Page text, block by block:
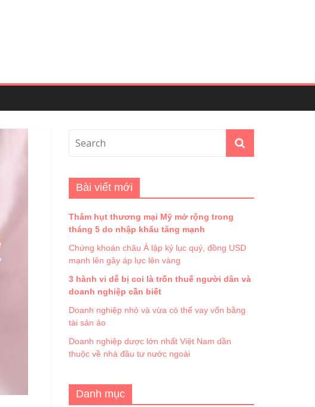
Bài viết mới
Thâm hụt thương mại Mỹ mở rộng trong
tháng 5 do nhập khẩu tăng mạnh
Chứng khoán châu Á lập kỷ lục quý, đồng USD
mạnh lên gây áp lực lên vàng
3 hành vi dễ bị coi là trốn thuế người dân và
doanh nghiệp cần biết
Doanh nghiệp nhỏ và vừa có thể vay vốn bằng
tài sản ảo
Doanh nghiệp dược lớn nhất Việt Nam dần
thuộc về nhà đầu tư nước ngoài
Danh mục